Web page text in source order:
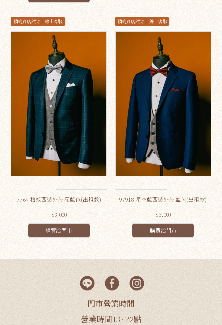
預約到店試穿 線上客服
7769 格紋西裝外套 深藍色(出租款)
$3,000
購買洽門市
預約到店試穿 線上客服
97918 星空藍西裝外套 藍色(出租款)
$3,000
購買洽門市
門市營業時間
營業時間13~22點